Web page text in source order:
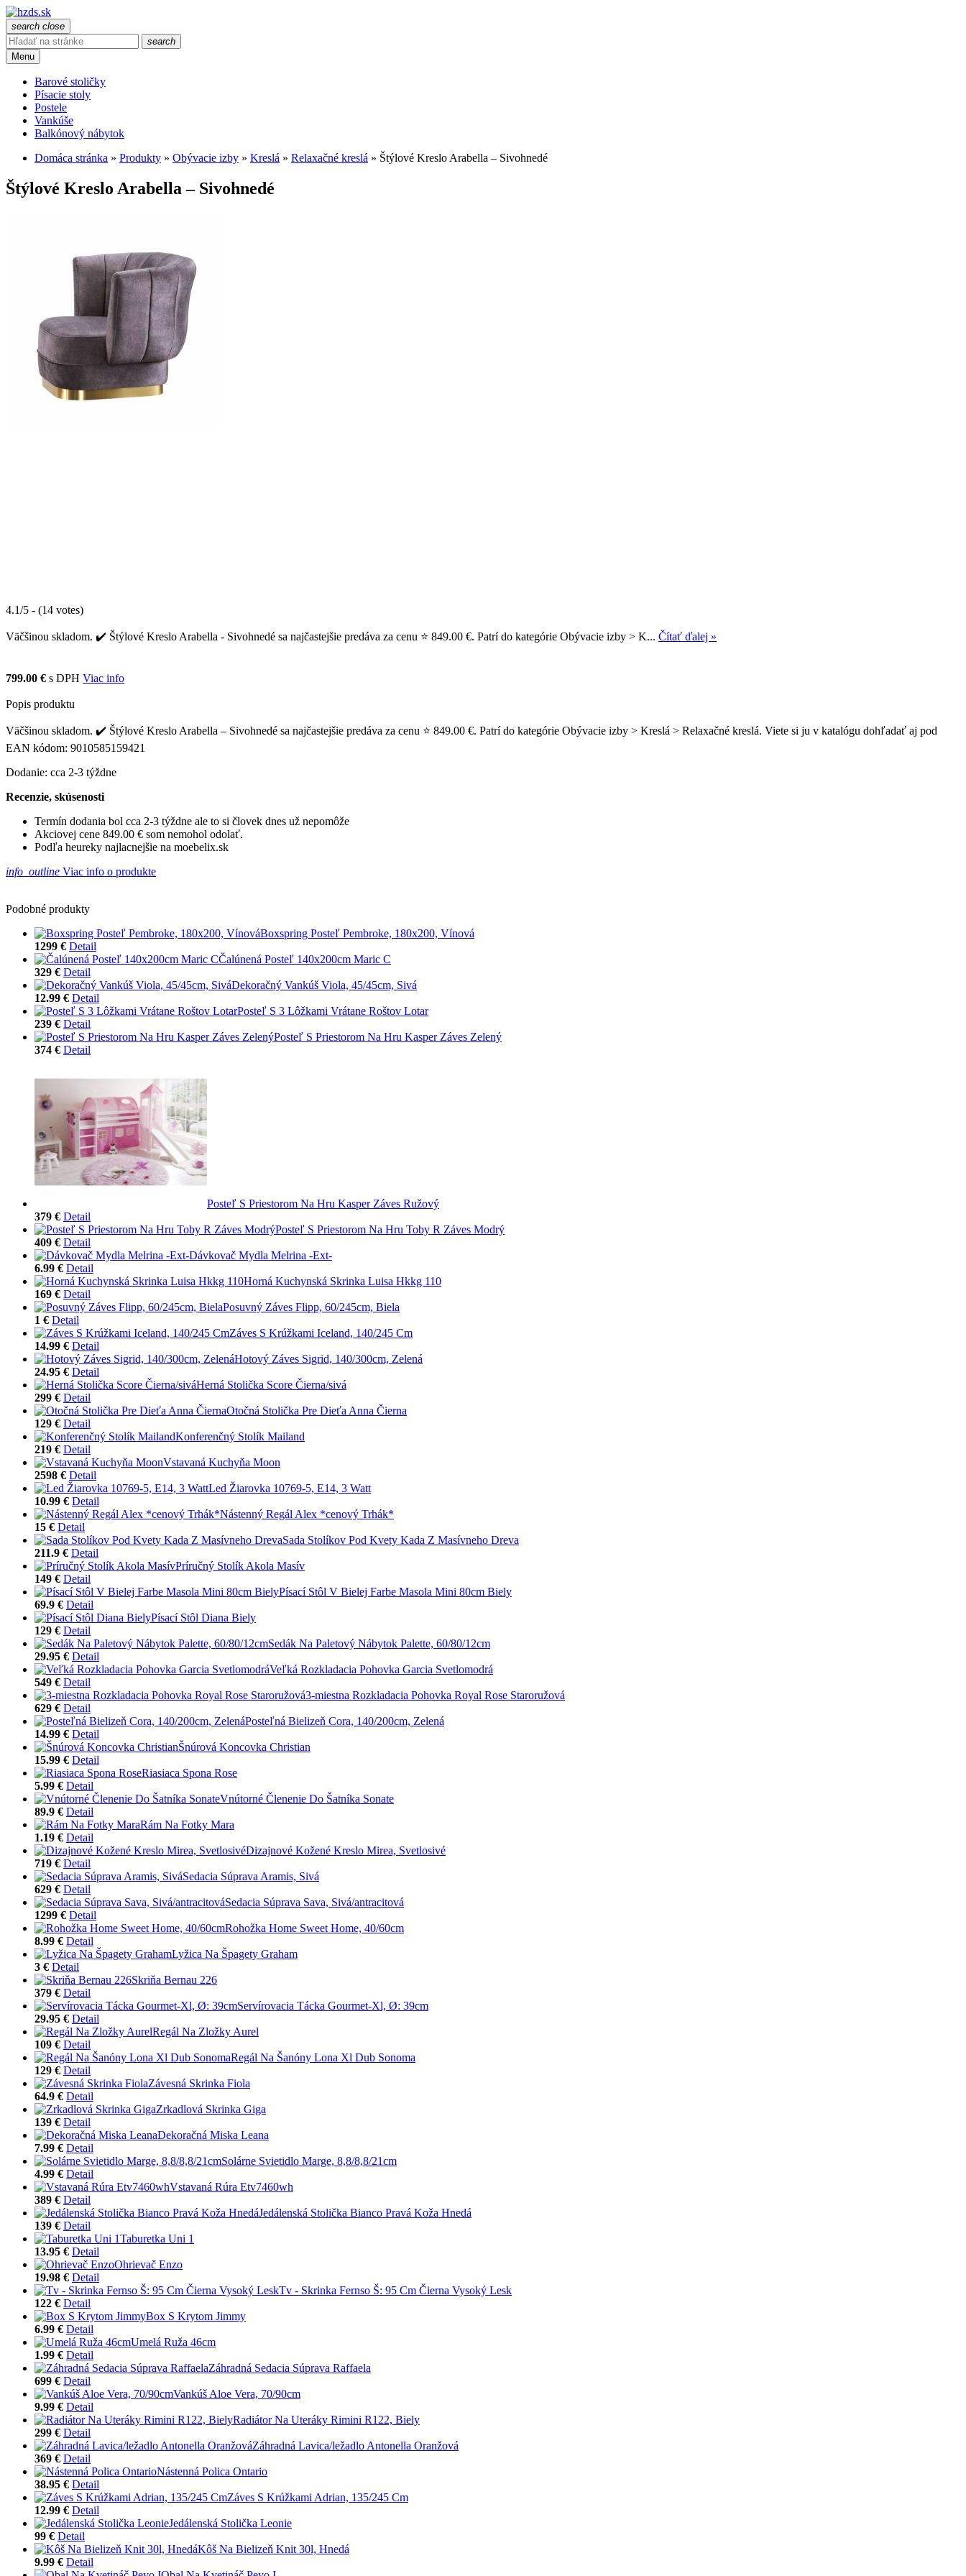
search close
search
Menu
Barové stoličky
Písacie stoly
Postele
Vankúše
Balkónový nábytok
Domáca stránka » Produkty » Obývacie izby » Kreslá » Relaxačné kreslá » Štýlové Kreslo Arabella – Sivohnedé
Štýlové Kreslo Arabella – Sivohnedé
4.1/5 - (14 votes)
Väčšinou skladom. ✔️ Štýlové Kreslo Arabella - Sivohnedé sa najčastejšie predáva za cenu ⭐ 849.00 €. Patrí do kategórie Obývacie izby > K... Čítať ďalej »
799.00 € s DPH Viac info
Popis produktu
Väčšinou skladom. ✔️ Štýlové Kreslo Arabella – Sivohnedé sa najčastejšie predáva za cenu ⭐ 849.00 €. Patrí do kategórie Obývacie izby > Kreslá > Relaxačné kreslá. Viete si ju v katalógu dohľadať aj pod
EAN kódom: 9010585159421
Dodanie: cca 2-3 týždne
Recenzie, skúsenosti
Termín dodania bol cca 2-3 týždne ale to si človek dnes už nepomôže
Akciovej cene 849.00 € som nemohol odolať.
Podľa heureky najlacnejšie na moebelix.sk
info_outline Viac info o produkte
Podobné produkty
Boxspring Posteľ Pembroke, 180x200, Vínová
1299 € Detail
Čalúnená Posteľ 140x200cm Maric C
329 € Detail
Dekoračný Vankúš Viola, 45/45cm, Sivá
12.99 € Detail
Posteľ S 3 Lôžkami Vrátane Roštov Lotar
239 € Detail
Posteľ S Priestorom Na Hru Kasper Záves Zelený
374 € Detail
Posteľ S Priestorom Na Hru Kasper Záves Ružový
379 € Detail
Posteľ S Priestorom Na Hru Toby R Záves Modrý
409 € Detail
Dávkovač Mydla Melrina -Ext-
6.99 € Detail
Horná Kuchynská Skrinka Luisa Hkkg 110
169 € Detail
Posuvný Záves Flipp, 60/245cm, Biela
1 € Detail
Záves S Krúžkami Iceland, 140/245 Cm
14.99 € Detail
Hotový Záves Sigrid, 140/300cm, Zelená
24.95 € Detail
Herná Stolička Score Čierna/sivá
299 € Detail
Otočná Stolička Pre Dieťa Anna Čierna
129 € Detail
Konferenčný Stolík Mailand
219 € Detail
Vstavaná Kuchyňa Moon
2598 € Detail
Led Žiarovka 10769-5, E14, 3 Watt
10.99 € Detail
Nástenný Regál Alex *cenový Trhák*
15 € Detail
Sada Stolíkov Pod Kvety Kada Z Masívneho Dreva
211.9 € Detail
Príručný Stolík Akola Masív
149 € Detail
Písací Stôl V Bielej Farbe Masola Mini 80cm Biely
69.9 € Detail
Písací Stôl Diana Biely
129 € Detail
Sedák Na Paletový Nábytok Palette, 60/80/12cm
29.95 € Detail
Veľká Rozkladacia Pohovka Garcia Svetlomodrá
549 € Detail
3-miestna Rozkladacia Pohovka Royal Rose Staroružová
629 € Detail
Posteľná Bielizeň Cora, 140/200cm, Zelená
14.99 € Detail
Šnúrová Koncovka Christian
15.99 € Detail
Riasiaca Spona Rose
5.99 € Detail
Vnútorné Členenie Do Šatníka Sonate
89.9 € Detail
Rám Na Fotky Mara
1.19 € Detail
Dizajnové Kožené Kreslo Mirea, Svetlosivé
719 € Detail
Sedacia Súprava Aramis, Sivá
629 € Detail
Sedacia Súprava Sava, Sivá/antracitová
1299 € Detail
Rohožka Home Sweet Home, 40/60cm
8.99 € Detail
Lyžica Na Špagety Graham
3 € Detail
Skriňa Bernau 226
379 € Detail
Servírovacia Tácka Gourmet-Xl, Ø: 39cm
29.95 € Detail
Regál Na Zložky Aurel
109 € Detail
Regál Na Šanóny Lona Xl Dub Sonoma
129 € Detail
Závesná Skrinka Fiola
64.9 € Detail
Zrkadlová Skrinka Giga
139 € Detail
Dekoračná Miska Leana
7.99 € Detail
Solárne Svietidlo Marge, 8,8/8,8/21cm
4.99 € Detail
Vstavaná Rúra Etv7460wh
389 € Detail
Jedálenská Stolička Bianco Pravá Koža Hnedá
139 € Detail
Taburetka Uni 1
13.95 € Detail
Ohrievač Enzo
19.98 € Detail
Tv - Skrinka Fernso Š: 95 Cm Čierna Vysoký Lesk
122 € Detail
Box S Krytom Jimmy
6.99 € Detail
Umelá Ruža 46cm
1.99 € Detail
Záhradná Sedacia Súprava Raffaela
699 € Detail
Vankúš Aloe Vera, 70/90cm
9.99 € Detail
Radiátor Na Uteráky Rimini R122, Biely
299 € Detail
Záhradná Lavica/ležadlo Antonella Oranžová
369 € Detail
Nástenná Polica Ontario
38.95 € Detail
Záves S Krúžkami Adrian, 135/245 Cm
12.99 € Detail
Jedálenská Stolička Leonie
99 € Detail
Kôš Na Bielizeň Knit 30l, Hnedá
9.99 € Detail